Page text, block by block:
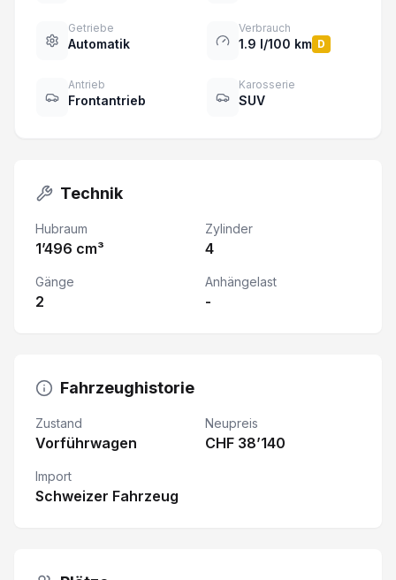
Getriebe
Automatik
Verbrauch
1.9 l/100 km D
Antrieb
Frontantrieb
Karosserie
SUV
Technik
Hubraum
1’496 cm³
Zylinder
4
Gänge
2
Anhängelast
-
Fahrzeughistorie
Zustand
Vorführwagen
Neupreis
CHF 38’140
Import
Schweizer Fahrzeug